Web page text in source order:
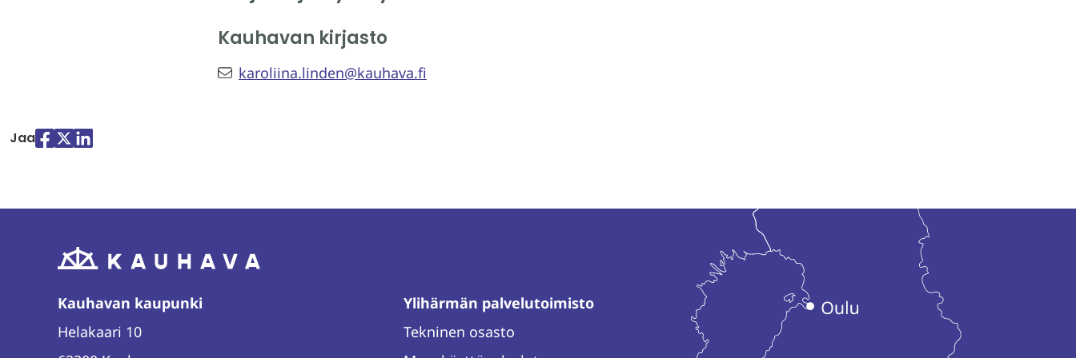
Kauhavan kirjasto
karoliina.linden@kauhava.fi
Jaa
"Facebook"
"X""LinkedIn"
Kauhavan kaupunki
Helakaari 10
Ylihärmän palvelutoimisto
Tekninen osasto